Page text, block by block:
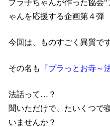
プラ子ちゃんが作った協会
ゃんを応援する企画第４弾
今回は、ものすごく異質です
その名も 『プラっとお寺～
法話って…？
聞いただけで、たいくつで
いませんか？